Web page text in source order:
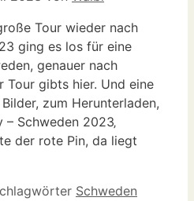
Tour wieder nach
ging es los für eine
genauer nach
Tour gibts hier. Und eine
zum Herunterladen,
– Schweden 2023‚
der rote Pin, da liegt
Schweden